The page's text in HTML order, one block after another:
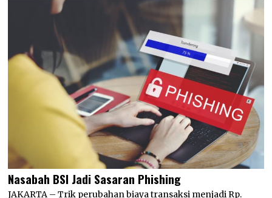
Nasabah BSI Jadi Sasaran Phishing
JAKARTA – Trik perubahan biaya transaksi menjadi Rp.